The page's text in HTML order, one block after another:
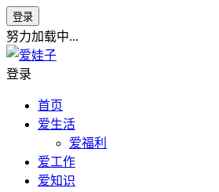
登录
努力加载中...
登录
首页
爱生活
爱福利
爱工作
爱知识